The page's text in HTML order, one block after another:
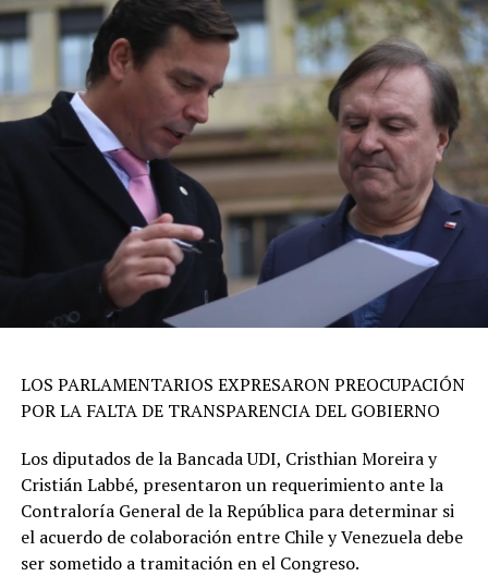
LOS PARLAMENTARIOS EXPRESARON PREOCUPACIÓN
POR LA FALTA DE TRANSPARENCIA DEL GOBIERNO
Los diputados de la Bancada UDI, Cristhian Moreira y
Cristián Labbé, presentaron un requerimiento ante la
Contraloría General de la República para determinar si
el acuerdo de colaboración entre Chile y Venezuela debe
ser sometido a tramitación en el Congreso.